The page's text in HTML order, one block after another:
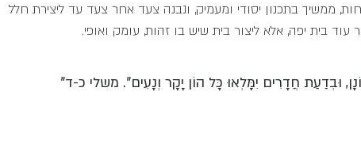
ממשיך בתכנון יסודי ומעמיק, ונבנה צעד אחר צעד עד ליצירת חלל
בית יפה, אלא ליצור בית שיש בו זהות, עומק ואופי.
וּבְדַעַת חֲדָרִים יִמָּלְאוּ כָּל הוֹן יָקָר וְנָעִים". משלי כ-ד"